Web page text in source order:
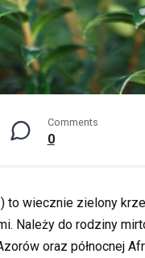
Comments
0
to wiecznie zielony
Należy do rodziny
oraz północnej